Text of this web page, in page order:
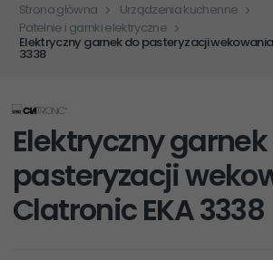
Strona główna
Urządzenia kuchenne
Patelnie i garnki elektryczne
Elektryczny garnek do pasteryzacji
3338
Elektryczny
pasteryzacji
Clatronic EKA 3338